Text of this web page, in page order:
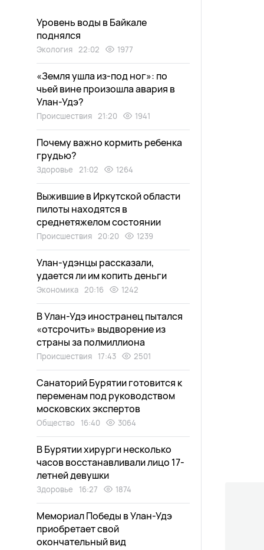
Уровень воды в Байкале
поднялся
Экология 22:02 1977
«Земля ушла из-под ног»: по
чьей вине произошла авария в
Улан-Удэ?
Происшествия 21:20 1941
Почему важно кормить ребенка
грудью?
Здоровье 21:02 1264
Выжившие в Иркутской области
пилоты находятся в
среднетяжелом состоянии
Происшествия 20:20 1239
Улан-удэнцы рассказали,
удается ли им копить деньги
Экономика 20:16 1242
В Улан-Удэ иностранец пытался
«отсрочить» выдворение из
страны за полмиллиона
Происшествия 17:43 2501
Санаторий Бурятии готовится к
переменам под руководством
московских экспертов
Общество 16:40 3064
В Бурятии хирурги несколько
часов восстанавливали лицо 17-
летней девушки
Здоровье 16:27 1874
Мемориал Победы в Улан-Удэ
приобретает свой
окончательный вид